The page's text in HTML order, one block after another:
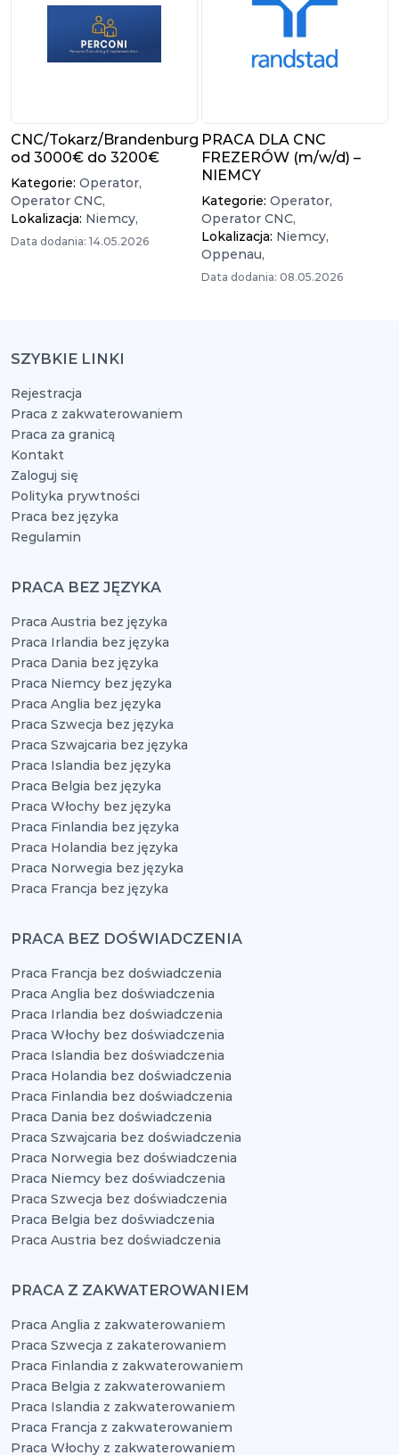
CNC/Tokarz/Brandenburg
od 3000€ do 3200€
Kategorie: Operator,
Operator CNC,
Lokalizacja: Niemcy,
Data dodania: 14.05.2026
PRACA DLA CNC
FREZERÓW (m/w/d) –
NIEMCY
Kategorie: Operator,
Operator CNC,
Lokalizacja: Niemcy,
Oppenau,
Data dodania: 08.05.2026
SZYBKIE LINKI
Rejestracja
Praca z zakwaterowaniem
Praca za granicą
Kontakt
Zaloguj się
Polityka prywtności
Praca bez języka
Regulamin
PRACA BEZ JĘZYKA
Praca Austria bez języka
Praca Irlandia bez języka
Praca Dania bez języka
Praca Niemcy bez języka
Praca Anglia bez języka
Praca Szwecja bez języka
Praca Szwajcaria bez języka
Praca Islandia bez języka
Praca Belgia bez języka
Praca Włochy bez języka
Praca Finlandia bez języka
Praca Holandia bez języka
Praca Norwegia bez języka
Praca Francja bez języka
PRACA BEZ DOŚWIADCZENIA
Praca Francja bez doświadczenia
Praca Anglia bez doświadczenia
Praca Irlandia bez doświadczenia
Praca Włochy bez doświadczenia
Praca Islandia bez doświadczenia
Praca Holandia bez doświadczenia
Praca Finlandia bez doświadczenia
Praca Dania bez doświadczenia
Praca Szwajcaria bez doświadczenia
Praca Norwegia bez doświadczenia
Praca Niemcy bez doświadczenia
Praca Szwecja bez doświadczenia
Praca Belgia bez doświadczenia
Praca Austria bez doświadczenia
PRACA Z ZAKWATEROWANIEM
Praca Anglia z zakwaterowaniem
Praca Szwecja z zakaterowaniem
Praca Finlandia z zakwaterowaniem
Praca Belgia z zakwaterowaniem
Praca Islandia z zakwaterowaniem
Praca Francja z zakwaterowaniem
Praca Włochy z zakwaterowaniem